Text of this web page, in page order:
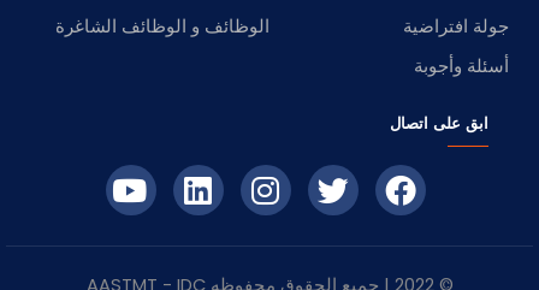
جولة افتراضية
الوظائف و الوظائف الشاغرة
أسئلة وأجوبة
ابق على اتصال
© 2022 | جميع الحقوق محفوظه IDC
- AASTMT